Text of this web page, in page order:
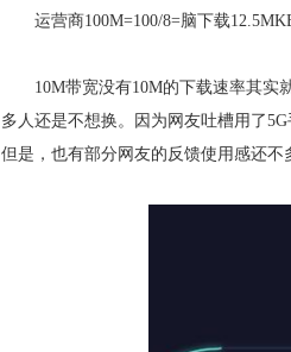
运营商100M=100/8=脑下载
10M带宽没有10M的下载速率其实
多人还是不想换。因为网友吐槽用了
但是，也有部分网友的反馈使用感还不